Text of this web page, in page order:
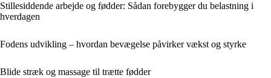
Stillesiddende arbejde og fødder: Sådan forebygger du belastning i
hverdagen
Fodens udvikling – hvordan bevægelse påvirker vækst og styrke
Blide stræk og massage til trætte fødder